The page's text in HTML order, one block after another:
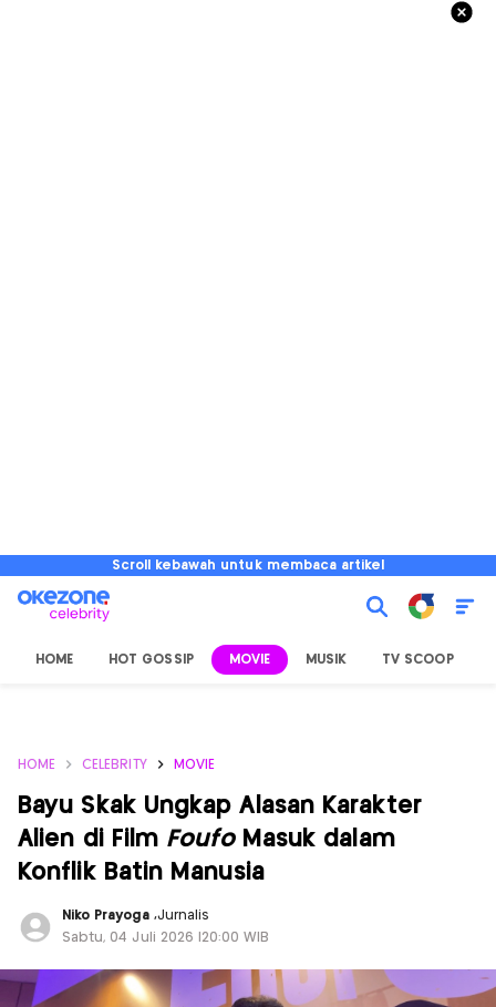
Scroll kebawah untuk membaca artikel
HOME HOT GOSSIP MOVIE MUSIK TV SCOOP
HOME CELEBRITY MOVIE
Bayu Skak Ungkap Alasan Karakter
Alien di Film FoufoMasuk dalam
Konflik Batin Manusia
Niko Prayoga ,Jurnalis
Sabtu, 04 Juli 2026 |20:00 WIB